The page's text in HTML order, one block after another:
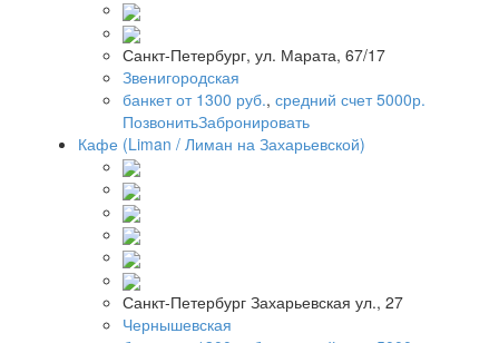
Санкт-Петербург, ул. Марата, 67/17
Звенигородская
банкет от 1300 руб., средний счет 5000р.
ПозвонитьЗабронировать
Кафе (Liman / Лиман на Захарьевской)
Санкт-Петербург Захарьевская ул., 27
Чернышевская